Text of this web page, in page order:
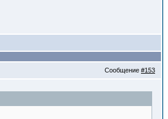
Сообщение #153